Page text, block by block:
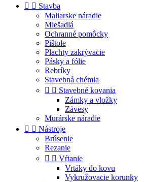
  Stavba
Maliarske náradie
Miešadlá
Ochranné pomôcky
Pištole
Plachty zakrývacie
Pásky a fólie
Rebríky
Stavebná chémia
  Stavebné kovania
Zámky a vložky
Závesy
Murárske náradie
  Nástroje
Brúsenie
Rezanie
  Vŕtanie
Vrtáky do kovu
Vykružovacie korunky